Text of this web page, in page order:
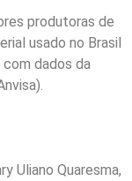
produtoras de
usado no Brasil
dados da
Uliano Quaresma,